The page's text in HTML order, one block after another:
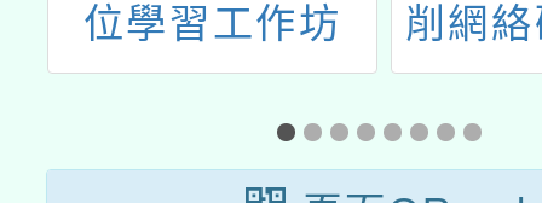
位學習工作坊
削網
北區